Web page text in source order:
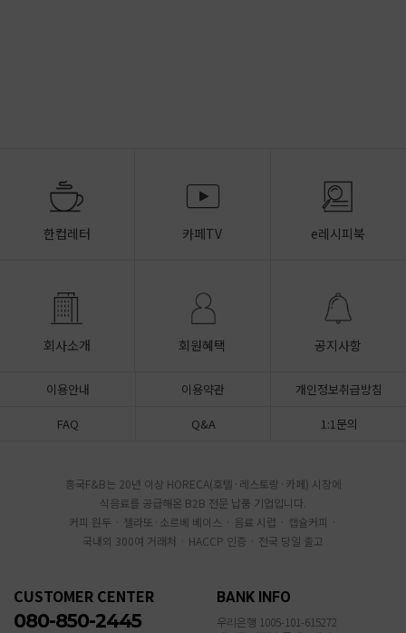
한컵레터 카페TV e레시피북
회사소개 회원혜택 공지사항
이용안내 이용약관
개인정보취급방침
FAQ
Q&A 1:1문의
흥국F&B는 20년 이상 HORECA(호텔·레스토랑·카페) 시장에
식음료를 공급해온 B2B 전문 납품 기업입니다.
커피 원두 · 젤라또·소르베 베이스 · 음료 시럽 · 캡슐커피 ·
국내외 300여 거래처 · HACCP 인증 · 전국 당일 출고
CUSTOMER CENTER
080-850-2445
BANK INFO
우리은행 1005-101-615272